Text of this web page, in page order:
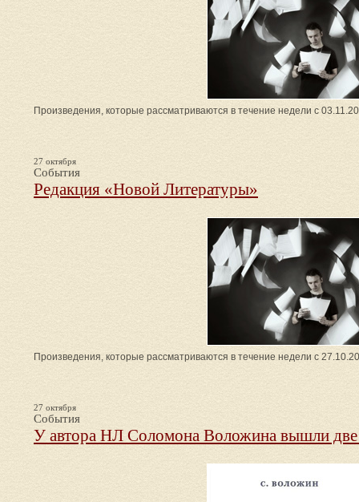
Произведения, которые рассматриваются в течение недели с
27 октября
События
Редакция «Новой Литературы»
Произведения, которые рассматриваются в течение недели с
27 октября
События
У автора НЛ Соломона Воложина вышли две